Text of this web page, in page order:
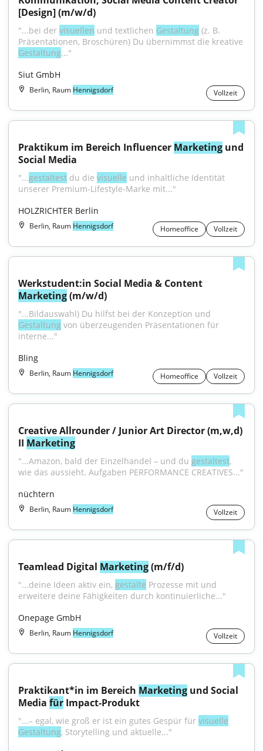
[Design] (m/w/d)
"...bei der visuellen und textlichen Gestaltung (z. B.
Gestaltung..."
Siut GmbH
Berlin, Raum Hennigsdorf Vollzeit
Praktikum im Bereich Influencer Marketing und
Social Media
"...gestaltest du die visuelle und inhaltliche Identität
unserer Premium-Lifestyle-Marke mit..."
HOLZRICHTER Berlin
Berlin, Raum Hennigsdorf Homeoffice Vollzeit
Marketing (m/w/d)
Gestaltung von überzeugenden Präsentationen für
interne..."
Bling
Berlin, Raum Hennigsdorf Homeoffice Vollzeit
Creative Allrounder / Junior Art Director (m,w,d)
II Marketing
"...Amazon, bald der Einzelhandel – und du gestaltest,
wie das aussieht. Aufgaben PERFORMANCE CREATIVES..."
nüchtern
Berlin, Raum Hennigsdorf Vollzeit
Teamlead Digital Marketing (m/f/d)
"...deine Ideen aktiv ein, gestalte Prozesse mit und
erweitere deine Fähigkeiten durch kontinuierliche..."
Onepage GmbH
Berlin, Raum Hennigsdorf Vollzeit
Praktikant*in im Bereich Marketing und Social
Media für Impact-Produkt
"...– egal, wie groß er ist ein gutes Gespür für visuelle
Gestaltung, Storytelling und aktuelle..."